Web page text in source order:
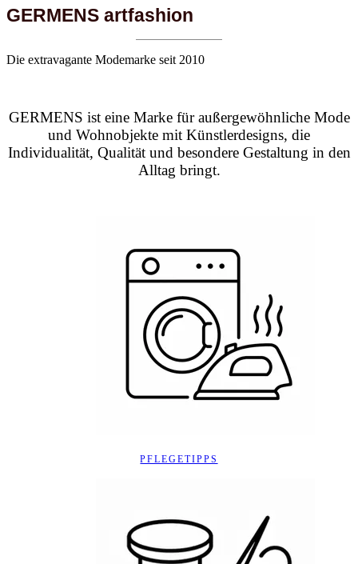
GERMENS artfashion
Die extravagante Modemarke seit 2010
GERMENS ist eine Marke für außergewöhnliche Mode
und Wohnobjekte mit Künstlerdesigns, die
Individualität, Qualität und besondere Gestaltung in den
Alltag bringt.
PFLEGETIPPS